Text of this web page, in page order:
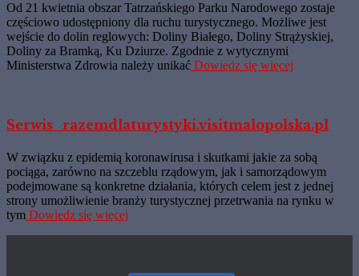
Od 21 kwietnia obszar Tatrzańskiego Parku Narodowego zostaje
częściowo udostępniony dla ruchu turystycznego. Możliwe jest
wejście do dolin reglowych: Doliny Białego, Doliny Strążyskiej,
Doliny za Bramką, Ku Dziurze. Zgodnie z wytycznymi
Ministerstwa Zdrowia należy unikać Dowiedz się więcej
Serwis_razemdlaturystyki.visitmalopolska.pl
W związku z epidemią koronawirusa i skutkami jakie za sobą
pociąga, zarówno na szczeblu rządowym, jak i samorządowym
podejmowane są konkretne działania, których celem jest z jednej
strony umożliwienie branży turystycznej przetrwania na rynku w
tym Dowiedz się więcej